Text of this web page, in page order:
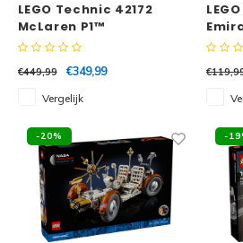
LEGO Technic 42172
McLaren P1™
€449,99
€349,99
Vergelijk
-20% -